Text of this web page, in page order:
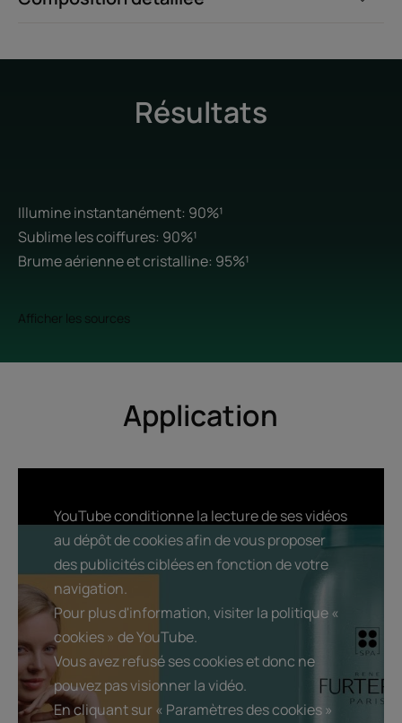
environnementales
Emballage ne contenant pas de matière recyclée
Emballage non recyclableRésultats
Illumine instantanément: 90%¹
Sublime les coiffures: 90%¹
Brume aérienne et cristalline: 95%¹
Afficher les sources
Application
YouTube conditionne la lecture de ses vidéos
au dépôt de cookies afin de vous proposer
des publicités ciblées en fonction de votre
navigation.
Pour plus d'information, visiter la politique «
cookies » de YouTube.
Vous avez refusé ses cookies et donc ne
pouvez pas visionner la vidéo.
En cliquant sur « Paramètres des cookies »